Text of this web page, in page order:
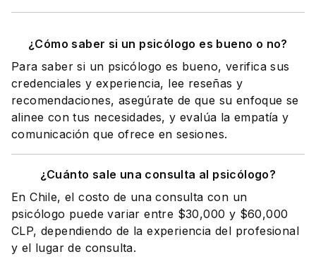
¿Cómo saber si un psicólogo es bueno o no?
Para saber si un psicólogo es bueno, verifica sus
credenciales y experiencia, lee reseñas y
recomendaciones, asegúrate de que su enfoque se
alinee con tus necesidades, y evalúa la empatía y
comunicación que ofrece en sesiones.
¿Cuánto sale una consulta al psicólogo?
En Chile, el costo de una consulta con un
psicólogo puede variar entre $30,000 y $60,000
CLP, dependiendo de la experiencia del profesional
y el lugar de consulta.